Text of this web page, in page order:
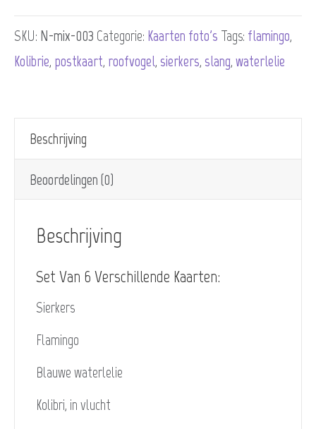
3
(6
stuks)
SKU: N-mix-003 Categorie: Kaarten foto's Tags: flamingo,
Kolibrie, postkaart, roofvogel, sierkers, slang, waterlelie
Beschrijving
Beoordelingen (0)
Beschrijving
Set Van 6 Verschillende Kaarten:
Sierkers
Flamingo
Blauwe waterlelie
Kolibri, in vlucht